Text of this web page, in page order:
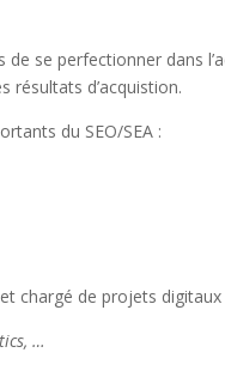
se perfectionner dans
résultats d’acquistion.
du SEO/SEA :
chargé de projets
…